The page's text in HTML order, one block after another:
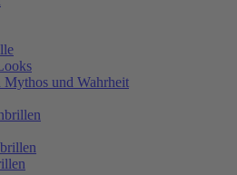
und Wahrheit